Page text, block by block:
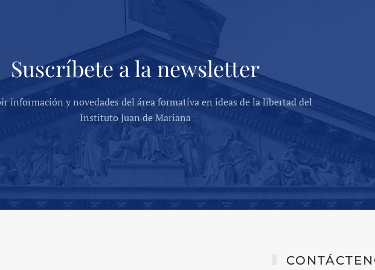
Suscríbete a la newsletter
información y novedades del área formativa en ideas de la libertad del
Instituto Juan de Mariana